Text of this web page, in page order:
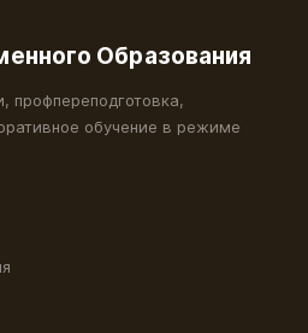
Образования
профпереподготовка,
обучение в режиме